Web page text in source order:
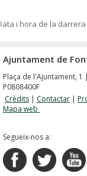
i hora de la
Ajuntament de
Plaça de l'Ajuntament,
P0808400F
Crèdits | Contactar |
Mapa web
Segueix-nos a: